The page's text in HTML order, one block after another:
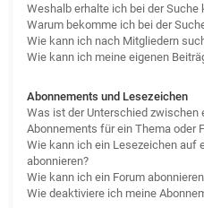
Weshalb erhalte ich bei der Suche
Warum bekomme ich bei der
Wie kann ich nach Mitgliedern
Wie kann ich meine eigenen
Abonnements und Lesezeichen
Was ist der Unterschied zwischen
Abonnements für ein Thema oder
Wie kann ich ein Lesezeichen auf
abonnieren?
Wie kann ich ein Forum
Wie deaktiviere ich meine